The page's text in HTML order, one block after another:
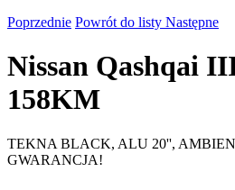
Poprzednie Powrót do listy Następne
Nissan Qashqai
158KM
TEKNA BLACK, ALU 20'',
GWARANCJA!